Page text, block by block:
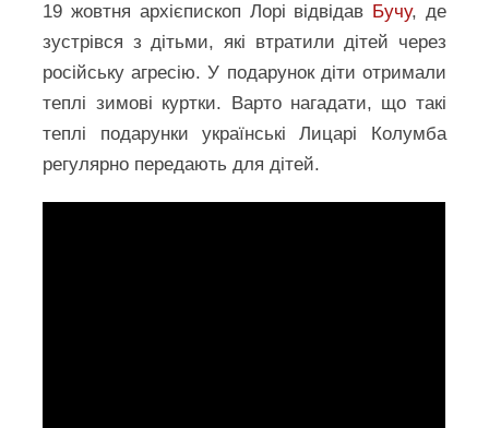
19 жовтня архієпископ Лорі відвідав Бучу, де
зустрівся з дітьми, які втратили дітей через
російську агресію. У подарунок діти отримали
теплі зимові куртки. Варто нагадати, що такі
теплі подарунки українські Лицарі Колумба
регулярно передають для дітей.